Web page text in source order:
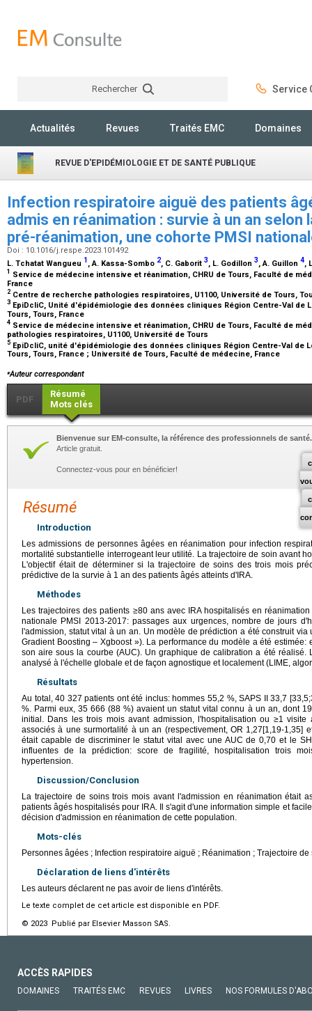
Rechercher Service
Actualités Revues Traités EMC Domaines
REVUE D'EPIDÉMIOLOGIE ET DE SANTÉ PUBLIQUE
Infection respiratoire aiguë des patients
admis en réanimation : survie à un an
pré-réanimation, une cohorte PMSI
Doi : 10.1016/j.respe.2023.101492
L. Tchatat Wangueu 1 , A. Kassa-Sombo 2, C. Gaborit 3, L. Godillon 3, A. Guillon 4,
1 Service de médecine intensive et réanimation, CHRU de Tours, Faculté de
France
2 Centre de recherche pathologies respiratoires, U1100, Université de Tours,
3 EpiDcliC, Unité d'épidémiologie des données cliniques Région Centre-Val de
Tours, Tours, France
4 Service de médecine intensive et réanimation, CHRU de Tours, Faculté de
pathologies respiratoires, U1100, Université de Tours
5 EpiDcliC, unité d'épidémiologie des données cliniques Région Centre-Val de
Tours, Tours, France ; Université de Tours, Faculté de médecine, France
⁎Auteur correspondant
PDF
Résumé
Mots clés
Bienvenue sur EM-consulte, la référence des professionnels de santé.
Article gratuit.
Connectez-vous pour en bénéficier!
Résumé
Introduction
Les admissions de personnes âgées en réanimation pour infection
mortalité substantielle interrogeant leur utilité. La trajectoire de soin avant
L'objectif était de déterminer si la trajectoire de soins des trois mois
prédictive de la survie à 1 an des patients âgés atteints d'IRA.
Méthodes
Les trajectoires des patients ≥80 ans avec IRA hospitalisés en
nationale PMSI 2013-2017: passages aux urgences, nombre de jours
l'admission, statut vital à un an. Un modèle de prédiction a été construit
Gradient Boosting – Xgboost »). La performance du modèle a été estimée:
son aire sous la courbe (AUC). Un graphique de calibration a été
analysé à l'échelle globale et de façon agnostique et localement (LIME,
Résultats
Au total, 40 327 patients ont été inclus: hommes 55,2 %, SAPS II 33,7
%. Parmi eux, 35 666 (88 %) avaient un statut vital connu à un an, dont
initial. Dans les trois mois avant admission, l'hospitalisation ou ≥1 visite
associés à une surmortalité à un an (respectivement, OR 1,27[1,19-1,35]
était capable de discriminer le statut vital avec une AUC de 0,70 et le
influentes de la prédiction: score de fragilité, hospitalisation trois
hypertension.
Discussion/Conclusion
La trajectoire de soins trois mois avant l'admission en réanimation était
patients âgés hospitalisés pour IRA. Il s'agit d'une information simple et
décision d'admission en réanimation de cette population.
Mots-clés
Personnes âgées ; Infection respiratoire aiguë ; Réanimation ; Trajectoire
Déclaration de liens d'intérêts
Les auteurs déclarent ne pas avoir de liens d'intérêts.
Le texte complet de cet article est disponible en PDF.
© 2023 Publié par Elsevier Masson SAS.
ACCÈS RAPIDES
DOMAINES TRAITÉS EMC REVUES LIVRES NOS FORMULES